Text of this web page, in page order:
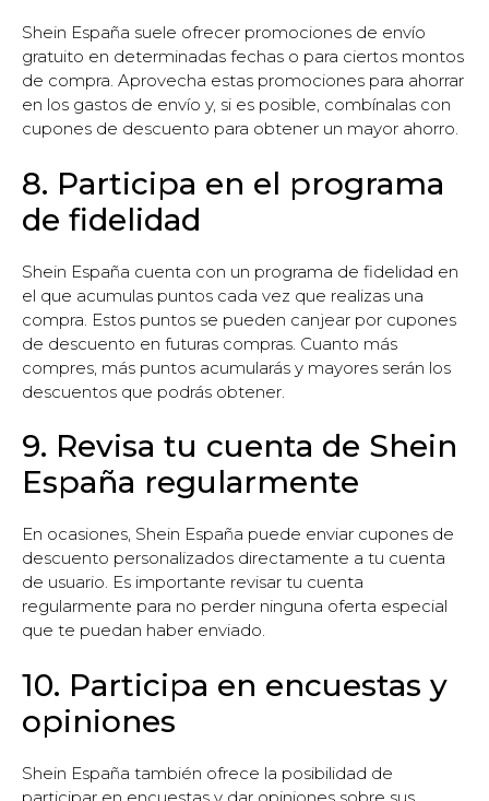
Shein España suele ofrecer promociones de envío
gratuito en determinadas fechas o para ciertos montos
de compra. Aprovecha estas promociones para ahorrar
en los gastos de envío y, si es posible, combínalas con
cupones de descuento para obtener un mayor ahorro.
8. Participa en el programa
de fidelidad
Shein España cuenta con un programa de fidelidad en
el que acumulas puntos cada vez que realizas una
compra. Estos puntos se pueden canjear por cupones
de descuento en futuras compras. Cuanto más
compres, más puntos acumularás y mayores serán los
descuentos que podrás obtener.
9. Revisa tu cuenta de Shein
España regularmente
En ocasiones, Shein España puede enviar cupones de
descuento personalizados directamente a tu cuenta
de usuario. Es importante revisar tu cuenta
regularmente para no perder ninguna oferta especial
que te puedan haber enviado.
10. Participa en encuestas y
opiniones
Shein España también ofrece la posibilidad de
participar en encuestas y dar opiniones sobre sus